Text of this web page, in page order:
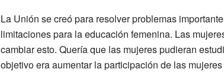
La Unión se creó para resolver problemas
limitaciones para la educación femenina. Las
cambiar esto. Quería que las mujeres pudieran
objetivo era aumentar la participación de las